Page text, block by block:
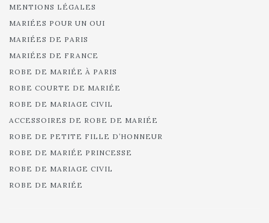
MENTIONS LÉGALES
MARIÉES POUR UN OUI
MARIÉES DE PARIS
MARIÉES DE FRANCE
ROBE DE MARIÉE À PARIS
ROBE COURTE DE MARIÉE
ROBE DE MARIAGE CIVIL
ACCESSOIRES DE ROBE DE MARIÉE
ROBE DE PETITE FILLE D’HONNEUR
ROBE DE MARIÉE PRINCESSE
ROBE DE MARIAGE CIVIL
ROBE DE MARIÉE